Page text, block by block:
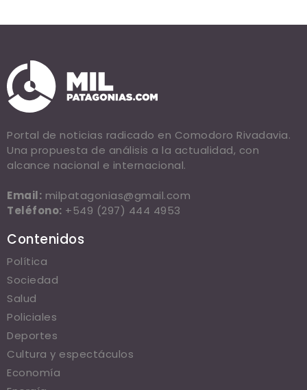
Portal de noticias radicado en Comodoro Rivadavia.
Una propuesta de análisis a la actualidad, con
alcance nacional e internacional.
Email: milpatagonias@gmail.com
Teléfono: +549 (297) 444 4953
Contenidos
Política
Sociedad
Salud
Policiales
Deportes
Cultura y espectáculos
Economía